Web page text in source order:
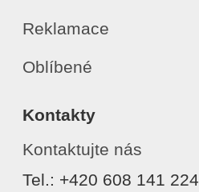
Reklamace
Oblíbené
Kontakty
Kontaktujte nás
Tel.: +420 608 141 224